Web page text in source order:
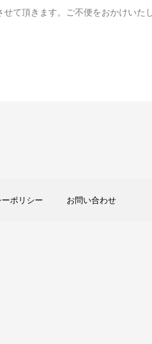
て頂きます。ご不便をおかけいた
ポリシー お問い合わせ